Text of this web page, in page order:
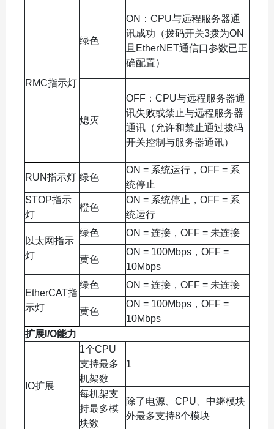
RMC指示灯
绿色
ON：CPU与远程服务器通
讯成功（拨码开关3拨为ON
且EtherNET通信口参数已正
确配置）
熄灭
OFF：CPU与远程服务器通
讯失败或禁止与远程服务器
通讯（允许和禁止通过拨码
开关控制与服务器通讯）
RUN指示灯 绿色
ON = 系统运行，OFF = 系
统停止
STOP指示
灯
橙色
ON = 系统停止，OFF = 系
统运行
以太网指示
灯
绿色 ON = 连接，OFF = 未连接
黄色
ON = 100Mbps，OFF =
10Mbps
EtherCAT指
示灯
绿色 ON = 连接，OFF = 未连接
黄色
ON = 100Mbps，OFF =
10Mbps
扩展I/O能力
IO扩展
1个CPU
支持最多
机架数
1
每机架支
持最多模
块数
除了电源、CPU、中继模块
外最多支持8个模块